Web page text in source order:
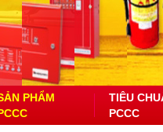
PHẨM
TIÊU
PCCC